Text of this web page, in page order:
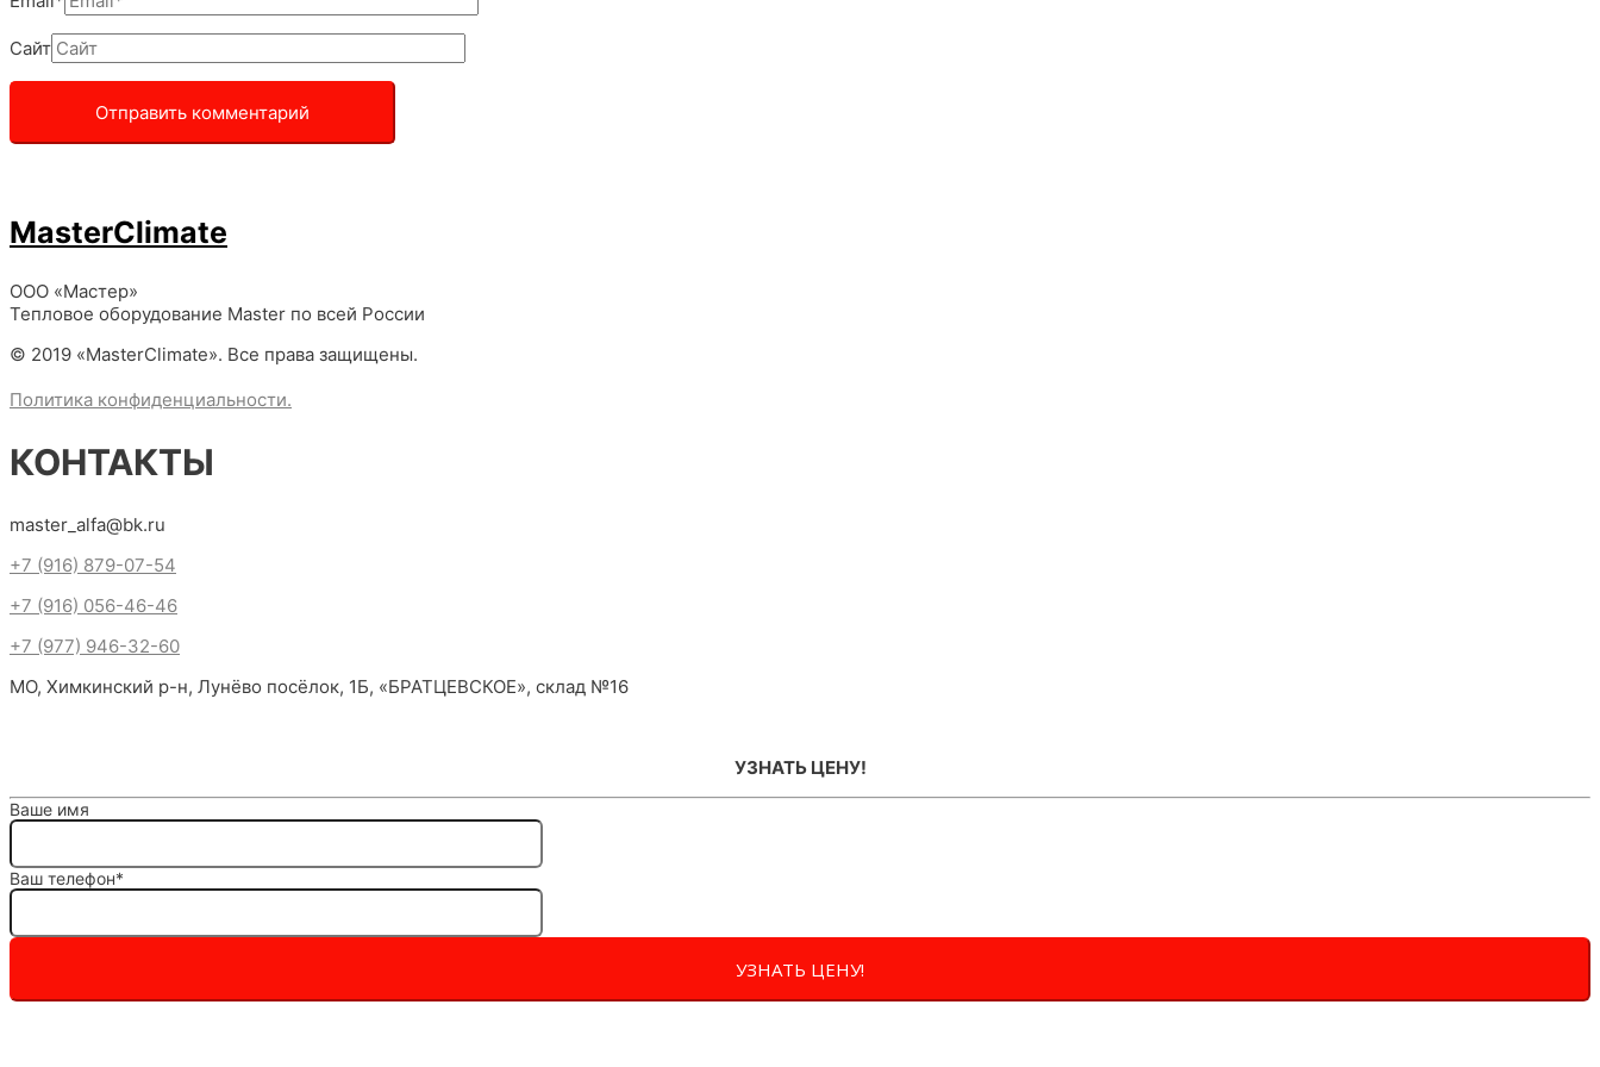
Сайт
MasterClimate
ООО «Мастер»
Тепловое оборудование Master по всей России
© 2019 «MasterClimate». Все права защищены.
Политика конфиденциальности.
КОНТАКТЫ
master_alfa@bk.ru
+7 (916) 879-07-54
+7 (916) 056-46-46
+7 (977) 946-32-60
МО, Химкинский р-н, Лунёво посёлок, 1Б, «БРАТЦЕВСКОЕ», склад №16
УЗНАТЬ ЦЕНУ!
Ваше имя
Ваш телефон*